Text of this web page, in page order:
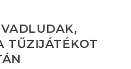
TŰZIJÁTÉKOT